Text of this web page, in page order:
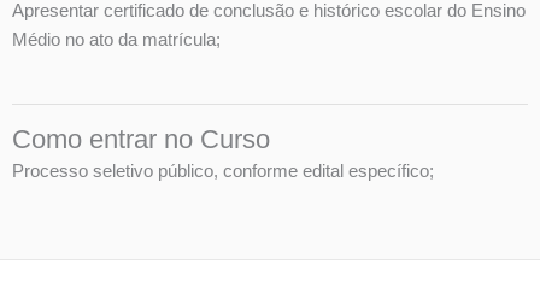
Apresentar certificado de conclusão e histórico escolar do Ensino
Médio no ato da matrícula;
Como entrar no Curso
Processo seletivo público, conforme edital específico;